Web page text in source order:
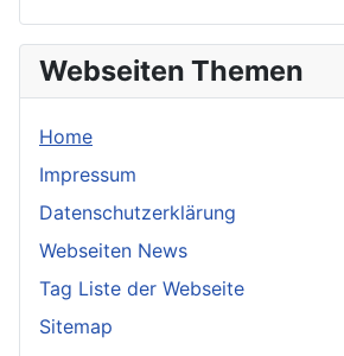
Webseiten Themen
Home
Impressum
Datenschutzerklärung
Webseiten News
Tag Liste der Webseite
Sitemap